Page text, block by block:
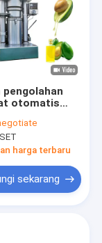
pengolahan
otomatis
minyak
press
harga terbaru
sekarang